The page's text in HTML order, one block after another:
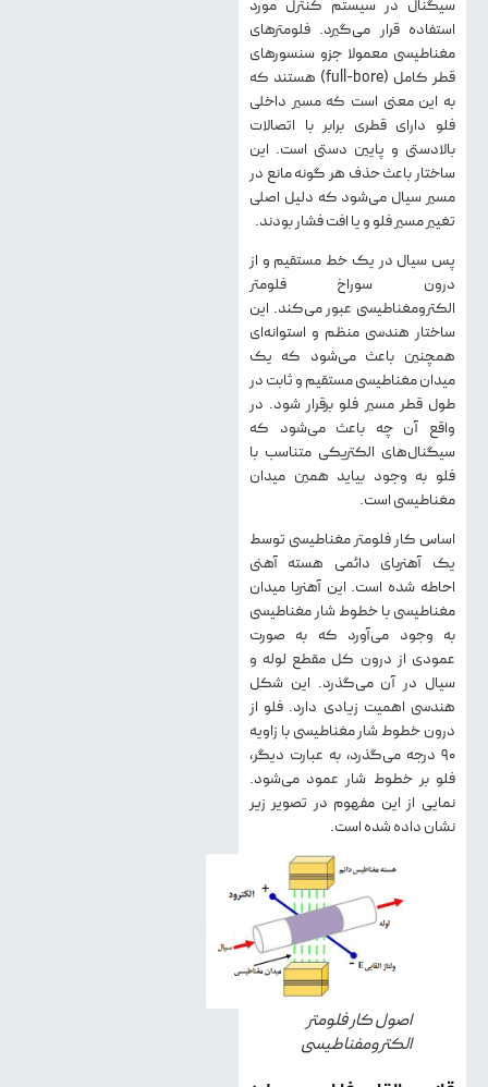
سیگنال در سیستم کنترل مورد
استفاده قرار می‌گیرد. فلومترهای
مغناطیسی معمولا جزو سنسورهای
قطر کامل (full-bore) هستند که
به این معنی است که مسیر داخلی
فلو دارای قطری برابر با اتصالات
بالادستی و پایین دستی است. این
ساختار باعث حذف هر گونه مانع در
مسیر سیال می‌شود که دلیل اصلی
تغییر مسیر فلو و یا افت فشار بودند.
پس سیال در یک خط مستقیم و از
درون سوراخ فلومتر
الکترومغناطیسی عبور می‌کند. این
ساختار هندسی منظم و استوانه‌ای
همچنین باعث می‌شود که یک
میدان مغناطیسی مستقیم و ثابت در
طول قطر مسیر فلو برقرار شود. در
واقع آن چه باعث می‌شود که
سیگنال‌های الکتریکی متناسب با
فلو به وجود بیاید همین میدان
مغناطیسی است.
اساس کار فلومتر مغناطیسی توسط
یک آهنربای دائمی هسته آهنی
احاطه شده است. این آهنربا میدان
مغناطیسی با خطوط شار مغناطیسی
به وجود می‌آورد که به صورت
عمودی از درون کل مقطع لوله و
سیال در آن می‌گذرد. این شکل
هندسی اهمیت زیادی دارد. فلو از
درون خطوط شار مغناطیسی با زاویه
۹۰ درجه می‌گذرد، به عبارت دیگر،
فلو بر خطوط شار عمود می‌شود.
نمایی از این مفهوم در تصویر زیر
نشان داده شده است.
اصول کار فلومتر
الکترومفناطیسی